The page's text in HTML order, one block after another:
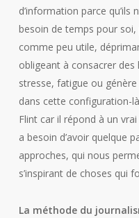
d’information parce qu’ils
besoin de temps pour soi,
comme peu utile,
obligeant à consacrer
stresse, fatigue ou
dans cette configuration-
Flint car il répond à un
a besoin d’avoir quelque
approches, qui nous
s’inspirant de choses qui
La méthode du